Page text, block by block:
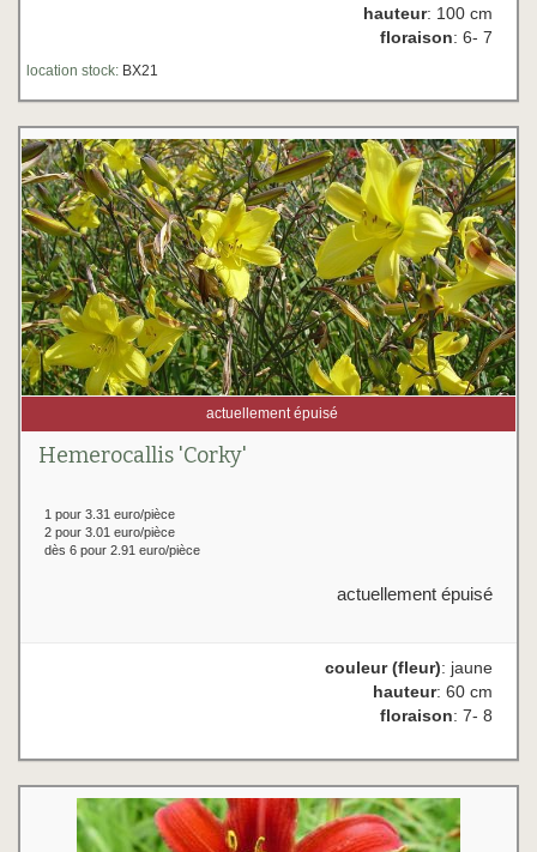
hauteur: 100 cm
floraison: 6- 7
location stock: BX21
actuellement épuisé
Hemerocallis 'Corky'
1 pour 3.31 euro/pièce
2 pour 3.01 euro/pièce
dès 6 pour 2.91 euro/pièce
actuellement épuisé
couleur (fleur): jaune
hauteur: 60 cm
floraison: 7- 8